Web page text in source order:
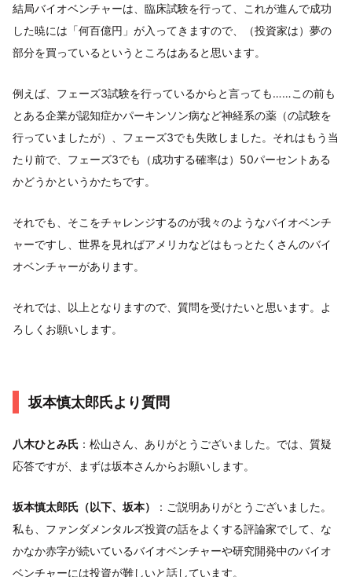
結局バイオベンチャーは、臨床試験を行って、これが進んで成功
した暁には「何百億円」が入ってきますので、（投資家は）夢の
部分を買っているというところはあると思います。
例えば、フェーズ3試験を行っているからと言っても……この前も
とある企業が認知症かパーキンソン病など神経系の薬（の試験を
行っていましたが）、フェーズ3でも失敗しました。それはもう当
たり前で、フェーズ3でも（成功する確率は）50パーセントある
かどうかというかたちです。
それでも、そこをチャレンジするのが我々のようなバイオベンチ
ャーですし、世界を見ればアメリカなどはもっとたくさんのバイ
オベンチャーがあります。
それでは、以上となりますので、質問を受けたいと思います。よ
ろしくお願いします。
坂本慎太郎氏より質問
八木ひとみ氏 ：松山さん、ありがとうございました。では、質疑
応答ですが、まずは坂本さんからお願いします。
坂本慎太郎氏（以下、坂本）
：ご説明ありがとうございました。
私も、ファンダメンタルズ投資の話をよくする評論家でして、な
かなか赤字が続いているバイオベンチャーや研究開発中のバイオ
ベンチャーには投資が難しいと話しています。